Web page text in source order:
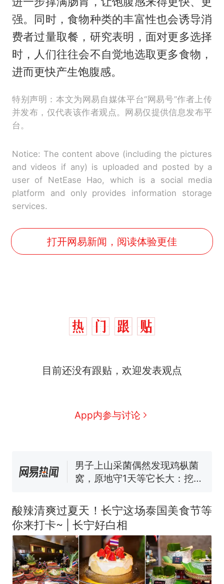
强。同时，食物种类的丰富性也会诱导消
费者过量取餐，研究表明，面对更多选择
时，人们往往会不自觉地选取更多食物，
进而更快产生饱腹感。
特别声明：本文为网易自媒体平台“网易号”作者上传
并发布，仅代表该作者观点。网易仅提供信息发布平
台。
Notice: The content above (including the pictures
and videos if any) is uploaded and posted by a
user of NetEase Hao, which is a social media
platform and only provides information storage
services.
打开网易新闻，阅读体验更佳
目前还没有跟贴，欢迎发表观点
App内参与讨论
人生
新 制裁瓜子饺子，美国怕什
么？
协会回应
男子上山采菌偶然发现鸡枞菌
窝，原地守1天等它长大：挖了
回大海 目击者直呼震惊 （视频
来源：参考消息）
笔试第一被第二名传话劝弃考
官方通报
热
那个在床头放菜刀的女孩，
因老师一句“跟我回家”改写了
人生
酸辣清爽过夏天！长宁这场泰国美食节等
你来打卡~ | 长宁好白相